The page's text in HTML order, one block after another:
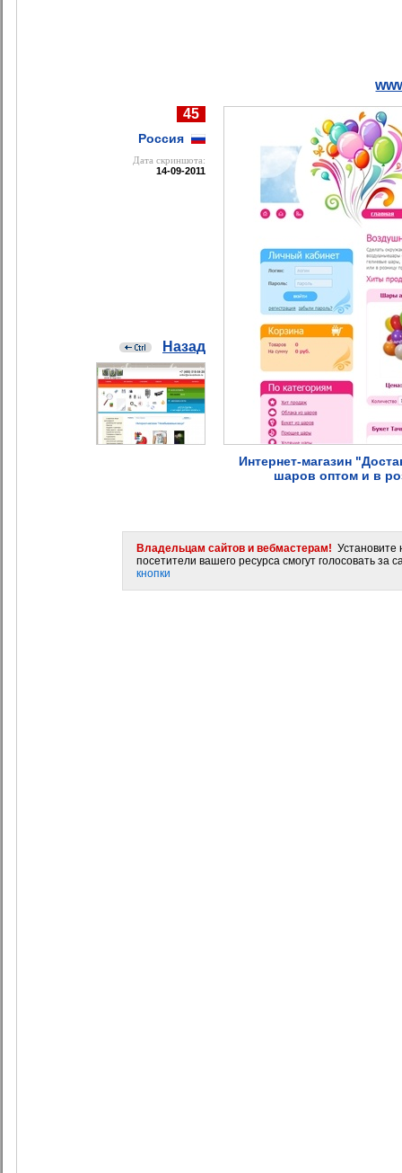
45
Россия
Дата cкриншота:
14-09-2011
Назад
Интернет-магазин
шаров оптом и в
Владельцам сайтов и вебмастерам! Установите
посетители вашего ресурса смогут голосовать за
кнопки